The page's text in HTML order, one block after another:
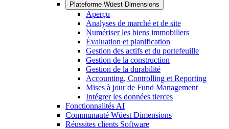
menu)
Plateforme Wüest Dimensions
(Ouvrir
menu)
Aperçu
Analyses de marché et de site
Numériser les biens immobiliers
Évaluation et planification
Gestion des actifs et du portefeuille
Gestion de la construction
Gestion de la durabilité
Accounting, Controlling et Reporting
Mises à jour de Fund Management
Intégrer les données tierces
Fonctionnalités AI
Communauté Wüest Dimensions
Réussites clients Software